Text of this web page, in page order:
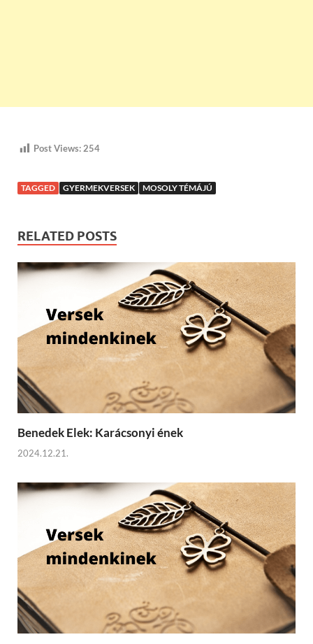
Post Views: 254
TAGGED GYERMEKVERSEK MOSOLY TÉMÁJÚ
RELATED POSTS
Benedek Elek: Karácsonyi ének
2024.12.21.